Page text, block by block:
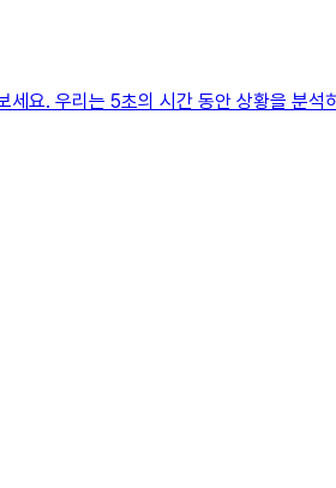
요. 우리는 5초의 시간 동안 상황을 분석